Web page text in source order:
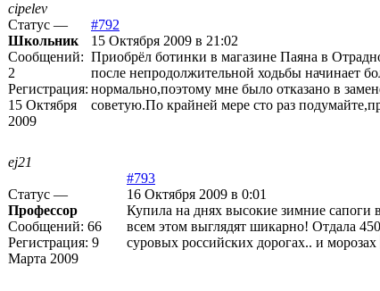
cipelev
Статус —
Школьник
Сообщений:
2
Регистрация:
15 Октября
2009
#792
15 Октября 2009 в 21:02
Приобрёл ботинки в магазине Паяна в
после непродолжительной ходьбы начинает
нормально,поэтому мне было отказано в
советую.По крайней мере сто раз
ej21
Статус —
Профессор
Сообщений: 66
Регистрация: 9
Марта 2009
#793
16 Октября 2009 в 0:01
Купила на днях высокие зимние сапоги
всем этом выглядят шикарно! Отдала
суровых российских дорогах.. и морозах